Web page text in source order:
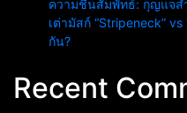
ความชื้นสัมพัทธ์: กุญแจส
เต่ามัสก์ “Stripeneck”
กัน?
Recent